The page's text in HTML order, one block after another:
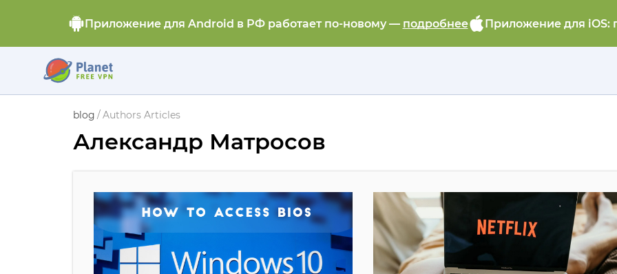
Приложение для Android в РФ работает по-новому — подробнее Приложение для iOS:
blog /Authors Articles
Александр Матросов